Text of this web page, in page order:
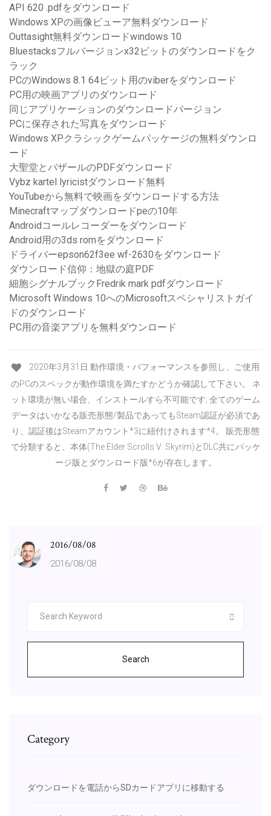
API 620 .pdfをダウンロード
Windows XPの画像ビューア無料ダウンロード
Outtasight無料ダウンロードwindows 10
Bluestacksフルバージョンx32ビットのダウンロードをク
ラック
PCのWindows 8.1 64ビット用のviberをダウンロード
PC用の映画アプリのダウンロード
同じアプリケーションのダウンロードバージョン
PCに保存された写真をダウンロード
Windows XPクラシックゲームパッケージの無料ダウンロ
ード
大聖堂とバザールのPDFダウンロード
Vybz kartel lyricistダウンロード無料
YouTubeから無料で映画をダウンロードする方法
Minecraftマップダウンロードpeの10年
Androidコールレコーダーをダウンロード
Android用の3ds romをダウンロード
ドライバーepson62f3ee wf-2630をダウンロード
ダウンロード信仰：地獄の庭PDF
細胞シグナルブックFredrik mark pdfダウンロード
Microsoft Windows 10へのMicrosoftスペシャリストガイ
ドのダウンロード
PC用の音楽アプリを無料ダウンロード
2020年3月31日 動作環境・パフォーマンスを参照し、ご使用
のPCのスペックが動作環境を満たすかどうか確認して下さい。 ネ
ット環境が無い場合、インストールすら不可能です; 全てのゲーム
データはいかなる販売形態/製品であってもSteam認証が必須であ
り、認証後はSteamアカウント*3に紐付けされます*4。 販売形態
で分類すると、本体(The Elder Scrolls V: Skyrim)とDLC共にパッケ
ージ版とダウンロード版*6が存在します。
2016/08/08
2016/08/08
Search
Category
ダウンロードを電話からSDカードアプリに移動する